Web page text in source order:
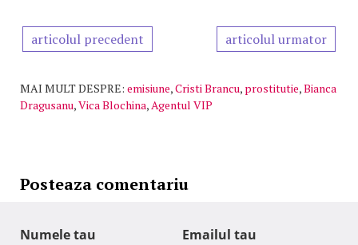
articolul precedent articolul urmator
MAI MULT DESPRE: emisiune,Cristi Brancu, prostitutie,Bianca
Dragusanu,Vica Blochina,Agentul VIP
Posteaza comentariu
Numele tau Emailul tau